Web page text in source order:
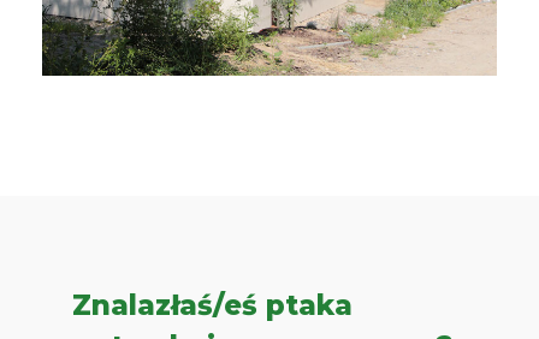
Znalazłaś/eś ptaka